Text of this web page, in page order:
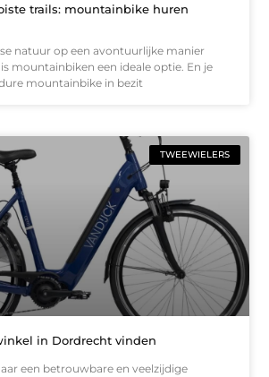
trails: mountainbike huren
natuur op een avontuurlijke manier
mountainbiken een ideale optie. En je
mountainbike in bezit
TWEEWIELERS
in Dordrecht vinden
een betrouwbare en veelzijdige